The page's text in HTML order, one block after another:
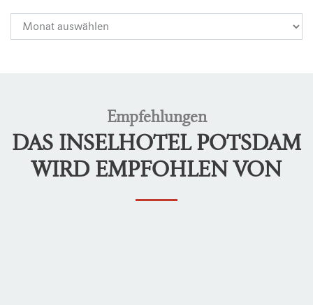
Empfehlungen
DAS INSELHOTEL POTSDAM
WIRD EMPFOHLEN VON